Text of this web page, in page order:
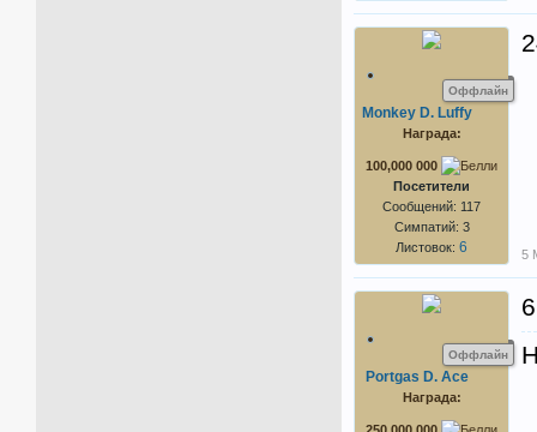
Оффлайн
Monkey D. Luffy
Награда:
100,000 000
Посетители
Сообщений: 117
Симпатий: 3
Листовок: 6 5
Оффлайн
Portgas D. Ace
Награда: